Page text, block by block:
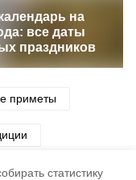
статистику
на
все даты
праздников
приметы